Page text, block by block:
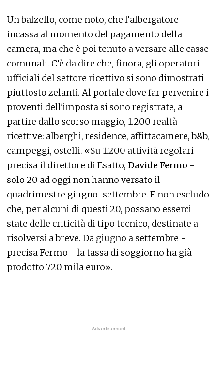
Un balzello, come noto, che l’albergatore
incassa al momento del pagamento della
camera, ma che è poi tenuto a versare alle casse
comunali. C’è da dire che, finora, gli operatori
ufficiali del settore ricettivo si sono dimostrati
piuttosto zelanti. Al portale dove far pervenire i
proventi dell'imposta si sono registrate, a
partire dallo scorso maggio, 1.200 realtà
ricettive: alberghi, residence, affittacamere, b&b,
campeggi, ostelli. «Su 1.200 attività regolari -
precisa il direttore di Esatto, Davide Fermo -
solo 20 ad oggi non hanno versato il
quadrimestre giugno-settembre. E non escludo
che, per alcuni di questi 20, possano esserci
state delle criticità di tipo tecnico, destinate a
risolversi a breve. Da giugno a settembre -
precisa Fermo - la tassa di soggiorno ha già
prodotto 720 mila euro».